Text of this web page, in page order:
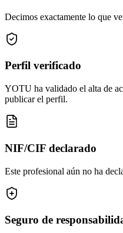
Decimos exactamente lo que
Perfil verificado
YOTU ha validado el alta de
publicar el perfil.
NIF/CIF declarado
Este profesional aún no ha
Seguro de